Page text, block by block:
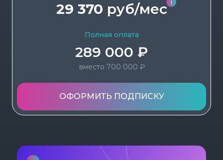
вместо 700 000 ₽
289 000 ₽
Полная оплата
29 370 руб/мес
ОФОРМИТЬ ПОДПИСКУ